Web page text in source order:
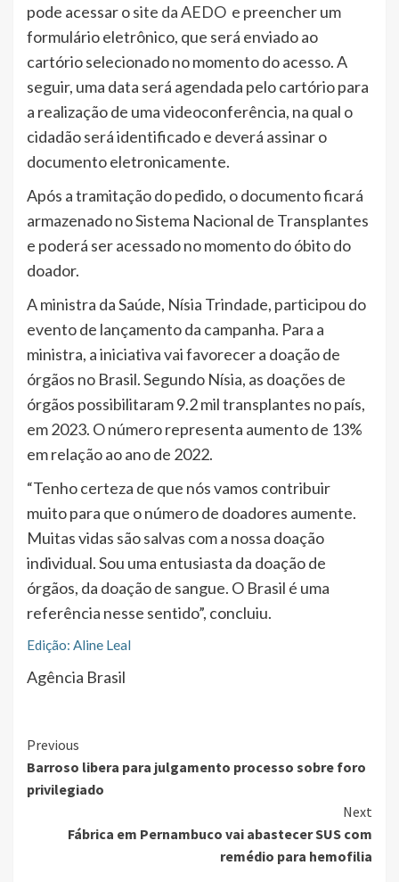
pode acessar osite da AEDO e preencher um
formulário eletrônico, que será enviado ao
cartório selecionado no momento do acesso. A
seguir, uma data será agendada pelo cartório para
a realização de uma videoconferência, na qual o
cidadão será identificado e deverá assinar o
documento eletronicamente.
Após a tramitação do pedido, o documento ficará
armazenado no Sistema Nacional de Transplantes
e poderá ser acessado no momento do óbito do
doador.
A ministra da Saúde, Nísia Trindade, participou do
evento de lançamento da campanha. Para a
ministra, a iniciativa vai favorecer a doação de
órgãos no Brasil. Segundo Nísia, as doações de
órgãos possibilitaram 9.2 mil transplantes no país,
em 2023. O número representa aumento de 13%
em relação ao ano de 2022.
“Tenho certeza de que nós vamos contribuir
muito para que o número de doadores aumente.
Muitas vidas são salvas com a nossa doação
individual. Sou uma entusiasta da doação de
órgãos, da doação de sangue. O Brasil é uma
referência nesse sentido”, concluiu.
Edição: Aline Leal
Agência Brasil
Continue
Reading
Previous
Barroso libera para julgamento processo sobre foro
privilegiado
Next
Fábrica em Pernambuco vai abastecer SUS com
remédio para hemofilia